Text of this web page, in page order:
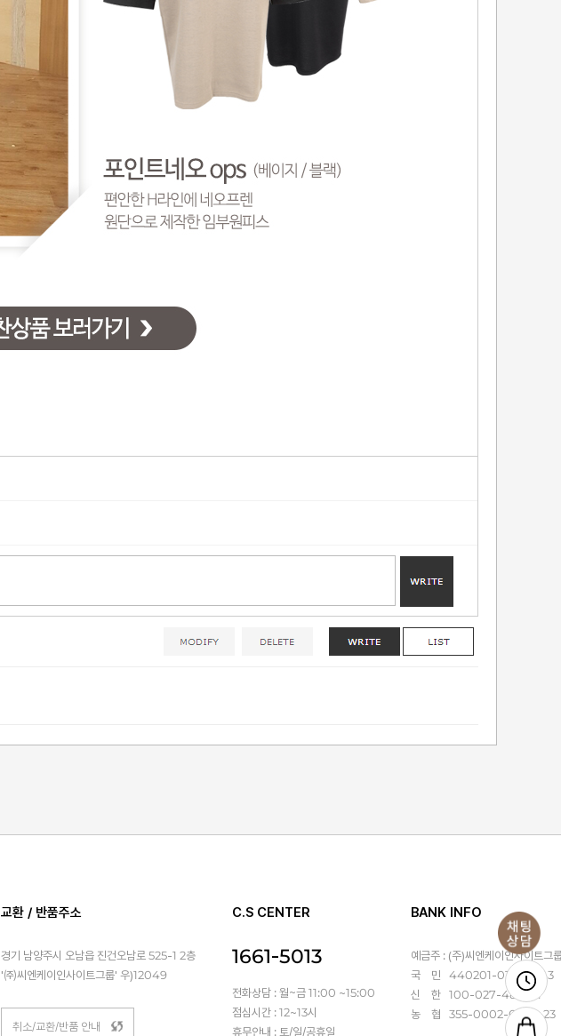
교환 / 반품주소
경기 남양주시 오남읍 진건오남로 525-1 2층
'㈜씨엔케이인사이트그룹' 우)12049
취소/교환/반품 안내
C.S CENTER
1661-5013
전화상담 : 월~금 11:00 ~15:00
점심시간 : 12~13시
휴무안내 : 토/일/공휴일
BANK INFO
예금주 : (주)씨엔케이인사이트그
국 민 440201-01-367143
신 한 100-027-486931
농 협 355-0002-6470-23